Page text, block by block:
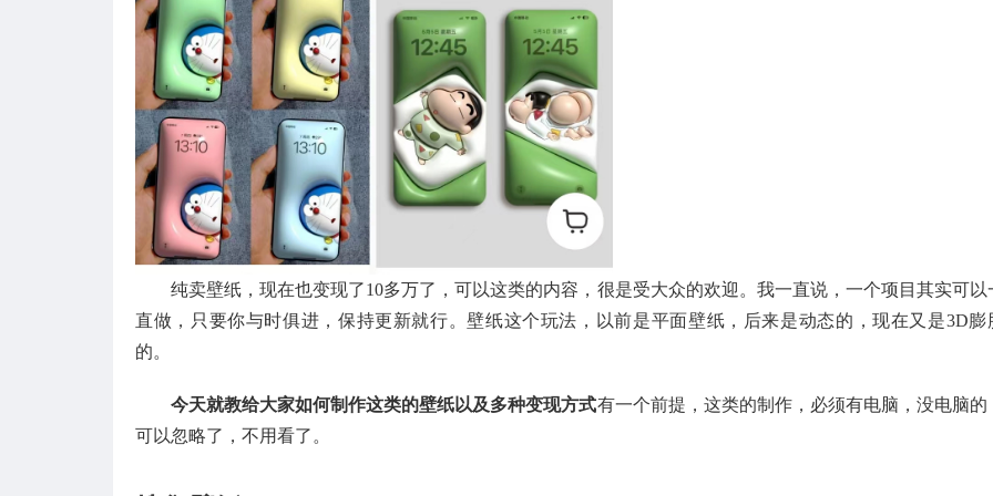
纯卖壁纸，现在也变现了10多万了，可以这类的内容，很是受大众的欢迎。我一直说，一个项目其实可以
直做，只要你与时俱进，保持更新就行。壁纸这个玩法，以前是平面壁纸，后来是动态的，现在又是3D膨
的。
今天就教给大家如何制作这类的壁纸以及多种变现方式有一个前提，这类的制作，必须有电脑，没电脑的
可以忽略了，不用看了。